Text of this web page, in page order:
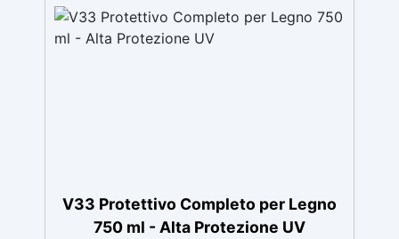
Applicazione Facile: Non necessita di primer
o levigature intermedie; si applica
semplicemente con un pennello su superfici
V33 Protettivo Completo per Legno
750 ml - Alta Protezione UV